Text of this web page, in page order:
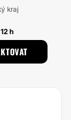
kraj
12 h